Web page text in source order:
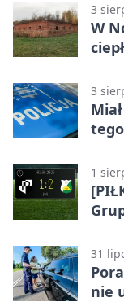
3
W
3
1
31
nie